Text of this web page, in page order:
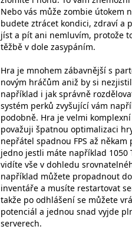
Nebo vás může zombie útokem
budete ztrácet kondici, zdraví a
jíst a pít ani nemluvím, protože
těžbě v dole zasypáním.
Hra je mnohem zábavnější s
novým hráčům aniž by si
například i jak správně
systém perků zvyšující vám
podobně. Hra je velmi
považuji špatnou optimalizaci
nepřátel spadnou FPS až
jedno jestli máte například 1050
vidíte vše v dohledu
například můžete propadnout
inventáře a musíte restartovat
takže po odhlášení se můžete
potenciál a jednou snad vyjde
serverech.